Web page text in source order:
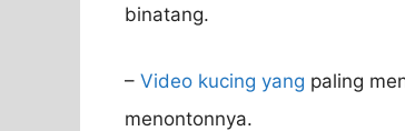
binatang.
– Video kucing yang paling
menontonnya.